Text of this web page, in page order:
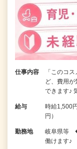
仕事内容
「このコ
ど、費用
できます♪
給与
時給1,500
円）
勤務地
岐阜県等 ◆
働けます♪